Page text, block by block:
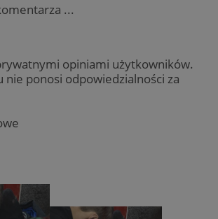
...
opiniami użytkowników.
nie ponosi odpowiedzialności za